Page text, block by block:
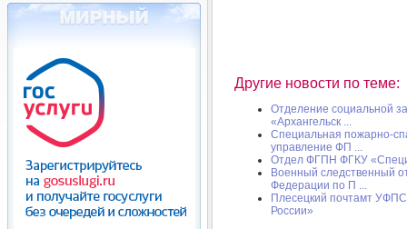
Другие новости по теме:
Отделение социальной
«Архангельск ...
Специальная пожарно-
управление ФП ...
Отдел ФГПН ФГКУ
Военный следственный
Федерации по П ...
Плесецкий почтамт
России»